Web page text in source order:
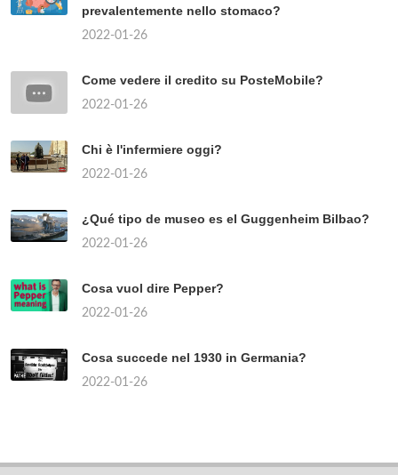
prevalentemente nello stomaco?
2022-01-26
Come vedere il credito su PosteMobile?
2022-01-26
Chi è l'infermiere oggi?
2022-01-26
¿Qué tipo de museo es el Guggenheim Bilbao?
2022-01-26
Cosa vuol dire Pepper?
2022-01-26
Cosa succede nel 1930 in Germania?
2022-01-26